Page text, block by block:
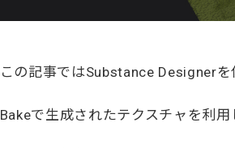
この記事ではSubstance Designerを
Bakeで生成されたテクスチャを利